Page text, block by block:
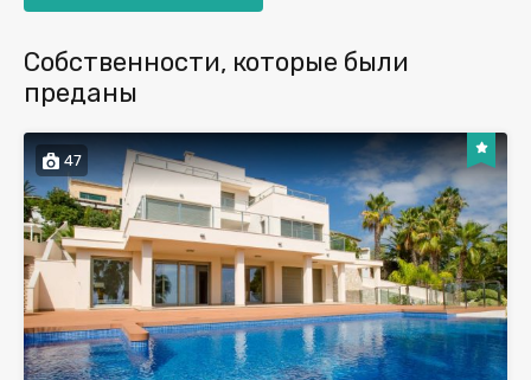
Собственности, которые были
преданы
47